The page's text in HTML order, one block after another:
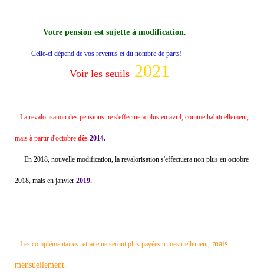
Votre pension est sujette à modification.
Celle-ci dépend de vos revenus et du nombre de parts!
Voir les seuils 2021
La revalorisation des pensions ne s'effectuera plus en avril, comme habituellement,
mais à partir d'octobre dès 2014.
En 2018, nouvelle modification, la revalorisation s'effectuera non plus en octobre
2018, mais en janvier 2019.
Les complémentaires retraite ne seront plus payées trimestriellement, mais
mensuellement.